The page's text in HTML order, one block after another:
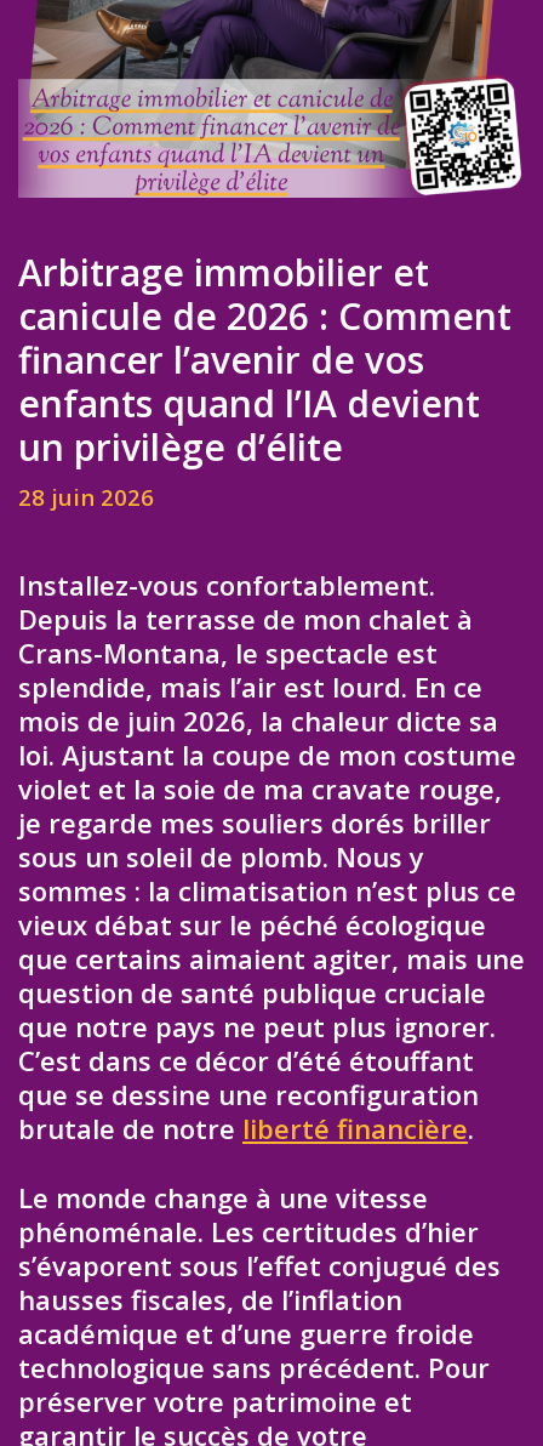
Arbitrage immobilier et
canicule de 2026 : Comment
financer l’avenir de vos
enfants quand l’IA devient
un privilège d’élite
28 juin 2026
Installez-vous confortablement.
Depuis la terrasse de mon chalet à
Crans-Montana, le spectacle est
splendide, mais l’air est lourd. En ce
mois de juin 2026, la chaleur dicte sa
loi. Ajustant la coupe de mon costume
violet et la soie de ma cravate rouge,
je regarde mes souliers dorés briller
sous un soleil de plomb. Nous y
sommes : la climatisation n’est plus ce
vieux débat sur le péché écologique
que certains aimaient agiter, mais une
question de santé publique cruciale
que notre pays ne peut plus ignorer.
C’est dans ce décor d’été étouffant
que se dessine une reconfiguration
brutale de notre liberté financière.
Le monde change à une vitesse
phénoménale. Les certitudes d’hier
s’évaporent sous l’effet conjugué des
hausses fiscales, de l’inflation
académique et d’une guerre froide
technologique sans précédent. Pour
préserver votre patrimoine et
garantir le succès de votre